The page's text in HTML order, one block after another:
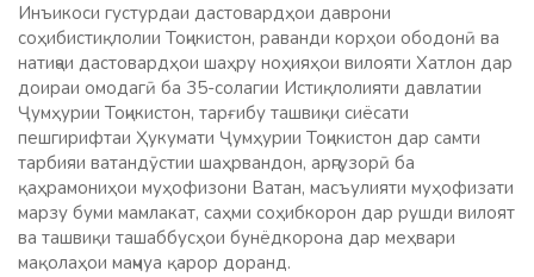
Инъикоси густурдаи дастовардҳои даврони
соҳибистиқлолии Тоҷикистон, раванди корҳои ободонӣ ва
натиҷаи дастовардҳои шаҳру ноҳияҳои вилояти Хатлон дар
доираи омодагӣ ба 35-солагии Истиқлолияти давлатии
Ҷумҳурии Тоҷикистон, тарғибу ташвиқи сиёсати
пешгирифтаи Ҳукумати Ҷумҳурии Тоҷикистон дар самти
тарбияи ватандӯстии шаҳрвандон, арҷгузорӣ ба
қаҳрамониҳои муҳофизони Ватан, масъулияти муҳофизати
марзу буми мамлакат, саҳми соҳибкорон дар рушди вилоят
ва ташвиқи ташаббусҳои бунёдкорона дар меҳвари
мақолаҳои маҷмуа қарор доранд.